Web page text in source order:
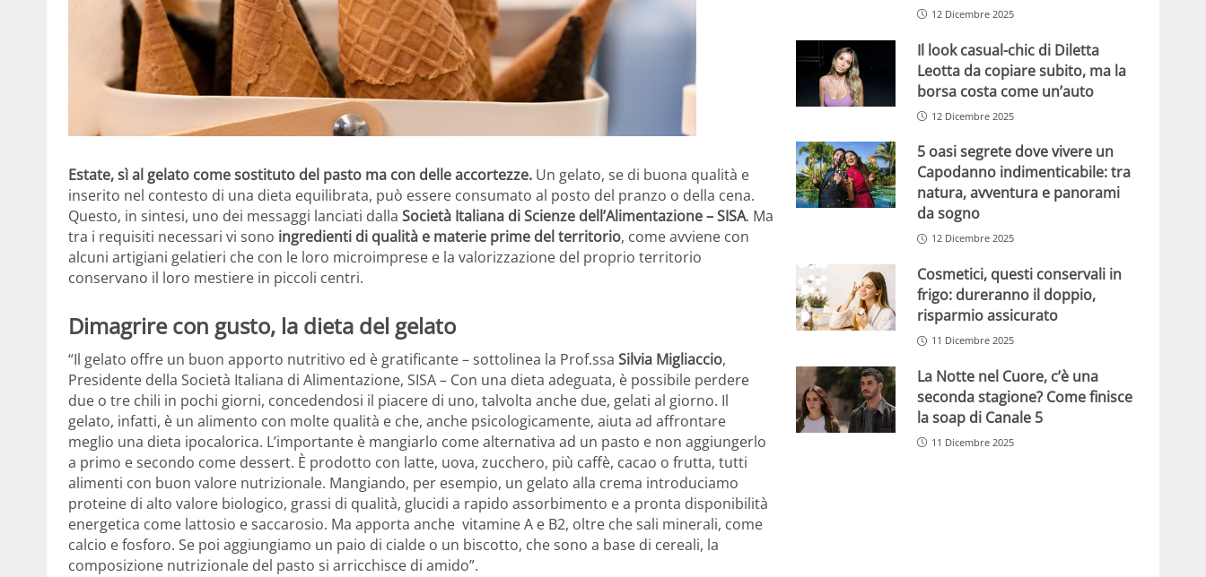
Estate, sì al gelato come sostituto del pasto ma con delle accortezze. Un gelato, se di buona qualità e
inserito nel contesto di una dieta equilibrata, può essere consumato al posto del pranzo o della cena.
Questo, in sintesi, uno dei messaggi lanciati dalla Società Italiana di Scienze dell’Alimentazione – SISA. Ma
tra i requisiti necessari vi sono ingredienti di qualità e materie prime del territorio, come avviene con
alcuni artigiani gelatieri che con le loro microimprese e la valorizzazione del proprio territorio
conservano il loro mestiere in piccoli centri.
Dimagrire con gusto, la dieta del gelato
“Il gelato offre un buon apporto nutritivo ed è gratificante – sottolinea la Prof.ssa Silvia Migliaccio,
Presidente della Società Italiana di Alimentazione, SISA – Con una dieta adeguata, è possibile perdere
due o tre chili in pochi giorni, concedendosi il piacere di uno, talvolta anche due, gelati al giorno. Il
gelato, infatti, è un alimento con molte qualità e che, anche psicologicamente, aiuta ad affrontare
meglio una dieta ipocalorica. L’importante è mangiarlo come alternativa ad un pasto e non aggiungerlo
a primo e secondo come dessert. È prodotto con latte, uova, zucchero, più caffè, cacao o frutta, tutti
alimenti con buon valore nutrizionale. Mangiando, per esempio, un gelato alla crema introduciamo
proteine di alto valore biologico, grassi di qualità, glucidi a rapido assorbimento e a pronta disponibilità
energetica come lattosio e saccarosio. Ma apporta anche vitamine A e B2, oltre che sali minerali, come
calcio e fosforo. Se poi aggiungiamo un paio di cialde o un biscotto, che sono a base di cereali, la
composizione nutrizionale del pasto si arricchisce di amido”.
12 Dicembre 2025
Il look casual-chic di Diletta
Leotta da copiare subito, ma la
borsa costa come un’auto
12 Dicembre 2025
5 oasi segrete dove vivere un
Capodanno indimenticabile: tra
natura, avventura e panorami
da sogno
12 Dicembre 2025
Cosmetici, questi conservali in
frigo: dureranno il doppio,
risparmio assicurato
11 Dicembre 2025
La Notte nel Cuore, c’è una
seconda stagione? Come finisce
la soap di Canale 5
11 Dicembre 2025